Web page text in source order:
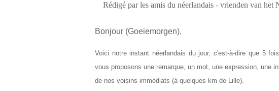
Rédigé par les amis du néerlandais - vrienden van het
Bonjour (Goeiemorgen),
Voici notre instant néerlandais du jour, c'est-à-dire que 5
vous proposons une remarque, un mot, une expression, une
de nos voisins immédiats (à quelques km de Lille).